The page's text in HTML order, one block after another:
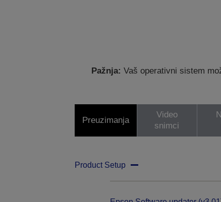
Pažnja: Vaš operativni sistem
Preuzimanja
Video
snimci
Product Setup